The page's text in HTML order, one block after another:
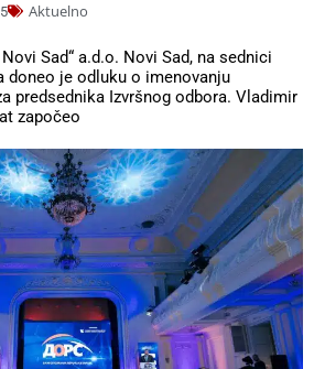
Aktuelno
Sad“ a.d.o. Novi Sad, na sednici
doneo je odluku o imenovanju
predsednika Izvršnog odbora. Vladimir
započeo